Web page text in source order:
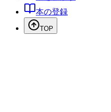
本の登録
TOP